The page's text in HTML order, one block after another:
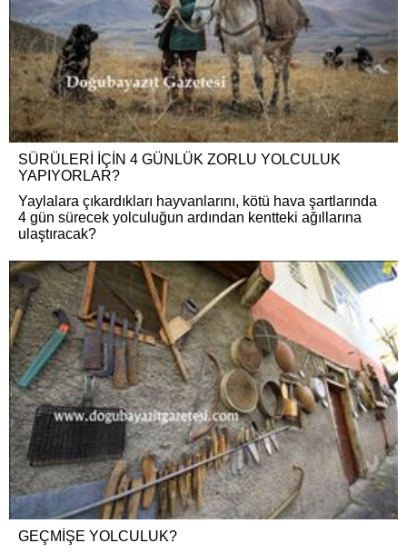
SÜRÜLERİ İÇİN 4 GÜNLÜK ZORLU YOLCULUK
YAPIYORLAR?
Yaylalara çıkardıkları hayvanlarını, kötü hava şartlarında
4 gün sürecek yolculuğun ardından kentteki ağıllarına
ulaştıracak?
GEÇMİŞE YOLCULUK?